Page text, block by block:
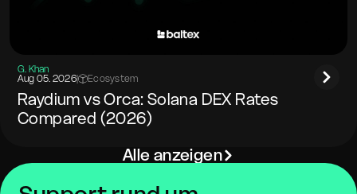
G. Khan
Aug 05. 2026| Ecosystem
Raydium vs Orca: Solana DEX Rates
Compared (2026)
Alle anzeigen